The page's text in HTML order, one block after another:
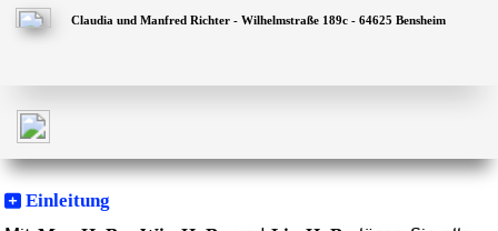
Claudia und Manfred Richter - Wilhelmstraße 189c - 64625 Bensheim
Einleitung
MitMac-HaBu,Win-HaBuundLin-HaBulösen Sie alle
Entwicklung erfolgte unter besonderer Berücksichtigung